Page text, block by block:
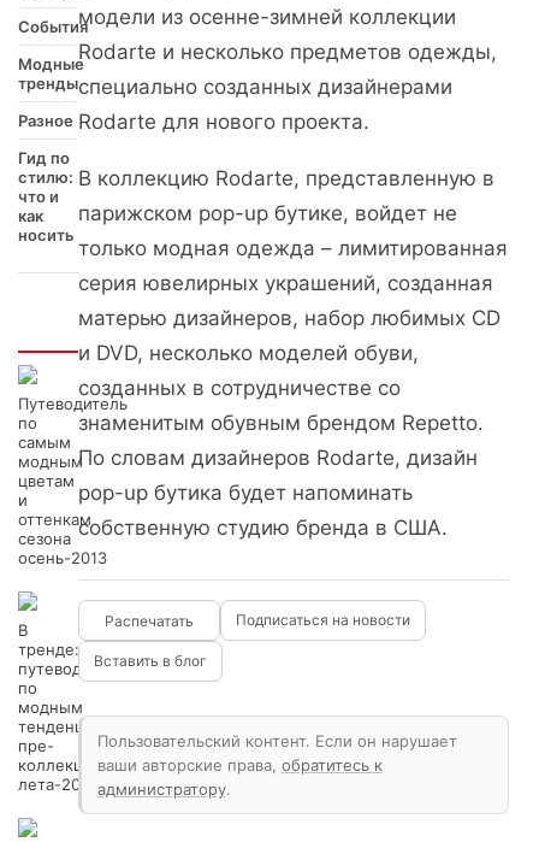
События
Модные
тренды
Разное
Гид по
стилю:
что и
как
носить
Интересно
Путеводитель
по
самым
модным
цветам
и
оттенкам
сезона
осень-2013
В
тренде:
путеводитель
по
модным
тенденциям
пре-
коллекций
лета-2014
модели из осенне-зимней коллекции
Rodarte и несколько предметов одежды,
специально созданных дизайнерами
Rodarte для нового проекта.
В коллекцию Rodarte, представленную в
парижском pop-up бутике, войдет не
только модная одежда – лимитированная
серия ювелирных украшений, созданная
матерью дизайнеров, набор любимых CD
и DVD, несколько моделей обуви,
созданных в сотрудничестве со
знаменитым обувным брендом Repetto.
По словам дизайнеров Rodarte, дизайн
pop-up бутика будет напоминать
собственную студию бренда в США.
Подписаться на новости
Вставить в блог
Пользовательский контент. Если он нарушает
ваши авторские права, обратитесь к
администратору.